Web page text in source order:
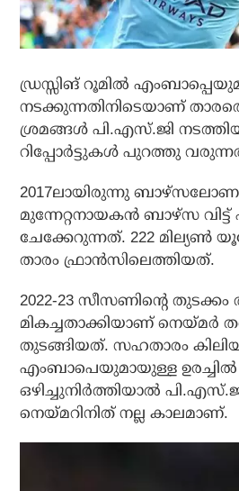
ഡ്രസ്സിങ് റൂമില്‍
നടക്കുന്നതിനിടെയാണ്
ശ്രമങ്ങള്‍ പി.എസ്.ജി
റിപ്പോര്‍ട്ടുകള്‍ പുറത്തു
2017ലായിരുന്നു
മുന്നേറ്റനായകന്‍ ബാഴ്സ
ചേക്കേറുന്നത്. 222 മില്യണ്‍
താരം ഫ്രാന്‍സിലെത്തിയത്.
2022-23 സീസണിന്റെ തുടക്കം
മികച്ചതാക്കിയാണ് നെയ്മര്‍
തുടങ്ങിയത്. സഹതാരം
എംബാപെയുമായുള്ള ഉരച്ചില്‍
ഒഴിച്ചുനിര്‍ത്തിയാല്‍
നെയ്മറിനിത് നല്ല കാലമാണ്.